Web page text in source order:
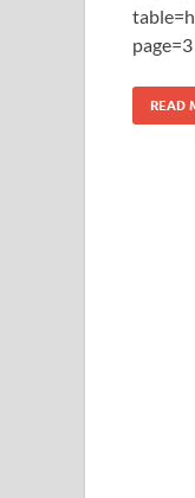
page=3
READ